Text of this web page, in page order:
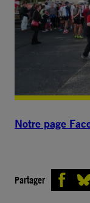
Notre page
Partager